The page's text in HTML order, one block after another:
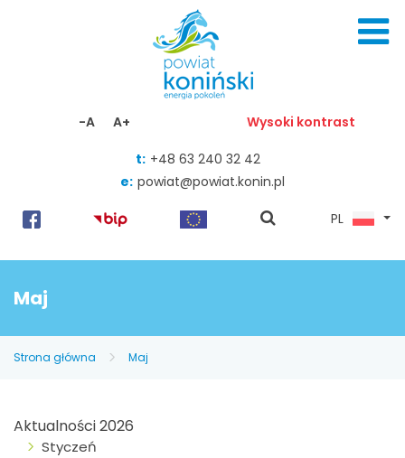
-A A+ Wysoki kontrast
t: +48 63 240 32 42
e: powiat@powiat.konin.pl
pokaż
PL
Maj
Strona główna Maj
Aktualności 2026
Styczeń